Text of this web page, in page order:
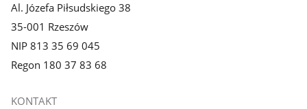
Al. Józefa Piłsudskiego 38
35-001 Rzeszów
NIP 813 35 69 045
Regon 180 37 83 68
KONTAKT